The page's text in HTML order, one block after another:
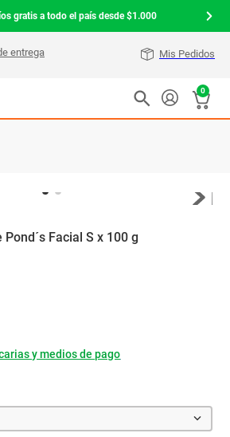
gratis a todo el país desde $1.000
Mis Pedidos
0
Facial S x 100 g
y medios de pago